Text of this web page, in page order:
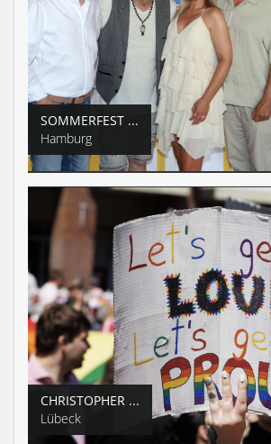
SOMMERFEST ...
Hamburg
CHRISTOPHER ...
Lübeck